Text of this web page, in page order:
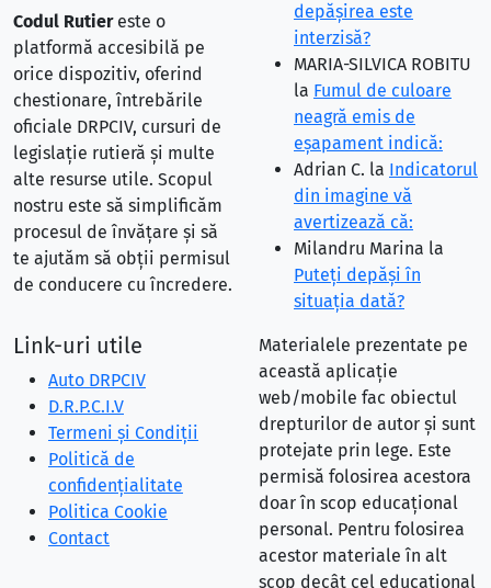
Codul Rutiereste o
platformă accesibilă pe
orice dispozitiv, oferind
chestionare, întrebările
oficiale DRPCIV, cursuri de
legislație rutieră și multe
alte resurse utile. Scopul
nostru este să simplificăm
procesul de învățare și să
te ajutăm să obții permisul
de conducere cu încredere.
depăşirea este
interzisă?
MARIA-SILVICA ROBITU
la Fumul de culoare
neagră emis de
eşapament indică:
Adrian C. la Indicatorul
din imagine vă
avertizează că:
Milandru Marina la
Puteţi depăşi în
situaţia dată?
Link-uri utile
Auto DRPCIV
D.R.P.C.I.V
Termeni și Condiții
Politică de
confidențialitate
Politica Cookie
Contact
Materialele prezentate pe
această aplicație
web/mobile fac obiectul
drepturilor de autor și sunt
protejate prin lege. Este
permisă folosirea acestora
doar în scop educațional
personal. Pentru folosirea
acestor materiale în alt
scop decât cel educațional